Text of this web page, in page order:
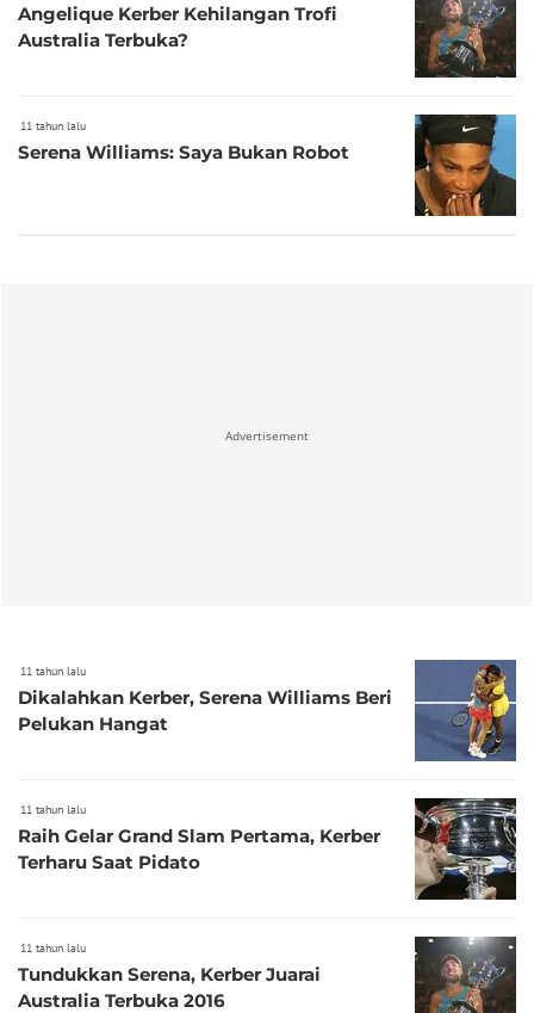
Angelique Kerber Kehilangan Trofi
Australia Terbuka?
11 tahun lalu
Serena Williams: Saya Bukan Robot
Advertisement
11 tahun lalu
Dikalahkan Kerber, Serena Williams Beri
Pelukan Hangat
11 tahun lalu
Raih Gelar Grand Slam Pertama, Kerber
Terharu Saat Pidato
11 tahun lalu
Tundukkan Serena, Kerber Juarai
Australia Terbuka 2016